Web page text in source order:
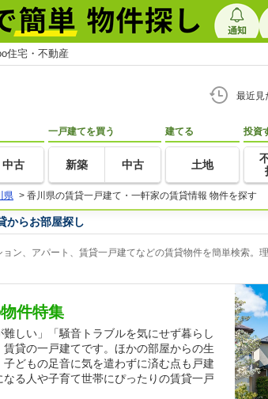
住宅・不動産
最近見
中古
一戸建てを買う
新築 中古
建てる
土地
投資
県 > 香川県の賃貸一戸建て・一軒家の賃貸情報 物件を探す
からお部屋探し
ン、アパート、賃貸一戸建てなどの賃貸物件を簡単検索。
件特集
難しい」「騒音トラブルを気にせず暮らし
貸の一戸建てです。ほかの部屋からの生
どもの足音に気を遣わずに済む点も戸建
る人や子育て世帯にぴったりの賃貸一戸